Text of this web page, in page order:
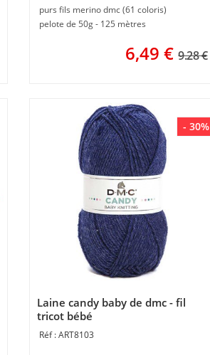
purs fils merino dmc (61 coloris)
pelote de 50g - 125 mètres
6,49 € 9.28 €
- 30%
Laine candy baby de dmc - fil
tricot bébé
ART8103